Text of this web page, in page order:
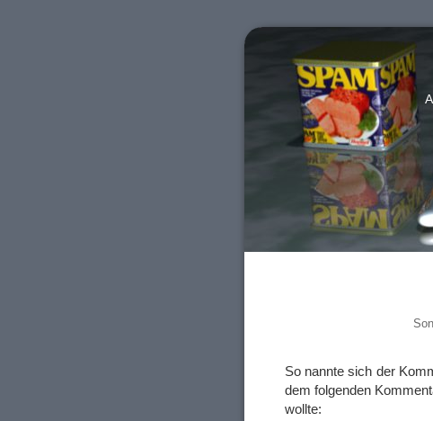
So nannte sich der
dem folgenden
wollte: